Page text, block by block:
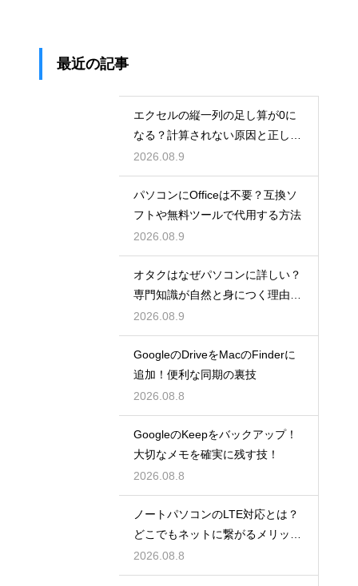
最近の記事
エクセルの縦一列の足し算が0に
なる？計算されない原因と正しい
対処法
2026.08.9
パソコンにOfficeは不要？互換ソ
フトや無料ツールで代用する方法
2026.08.9
オタクはなぜパソコンに詳しい？
専門知識が自然と身につく理由を
考察
2026.08.9
GoogleのDriveをMacのFinderに
追加！便利な同期の裏技
2026.08.8
GoogleのKeepをバックアップ！
大切なメモを確実に残す技！
2026.08.8
ノートパソコンのLTE対応とは？
どこでもネットに繋がるメリット
解説
2026.08.8